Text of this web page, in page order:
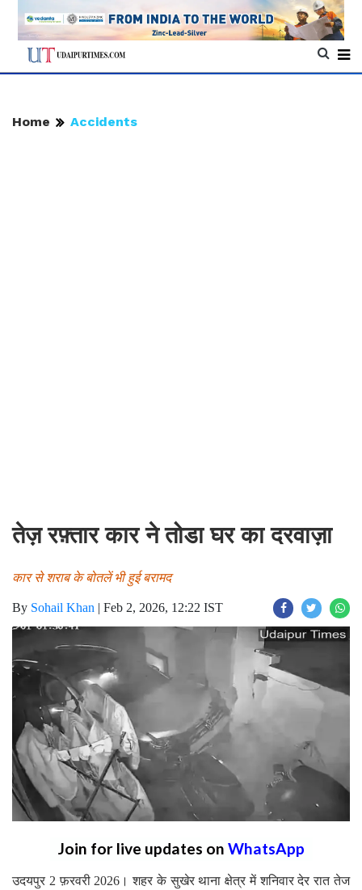
Home Accidents
तेज़ रफ़्तार कार ने तोडा घर का दरवाज़ा
कार से शराब के बोतलें भी हुई बरामद
By Sohail Khan | Feb 2, 2026, 12:22 IST
Join for live updates on WhatsApp
उदयपुर 2 फ़रवरी 2026। शहर के सुखेर थाना क्षेत्र में शनिवार देर रात तेज